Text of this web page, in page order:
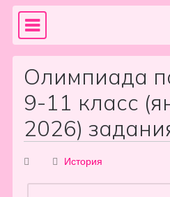
Main Navigation
Олимпиада
9-11 класс
2026)
История